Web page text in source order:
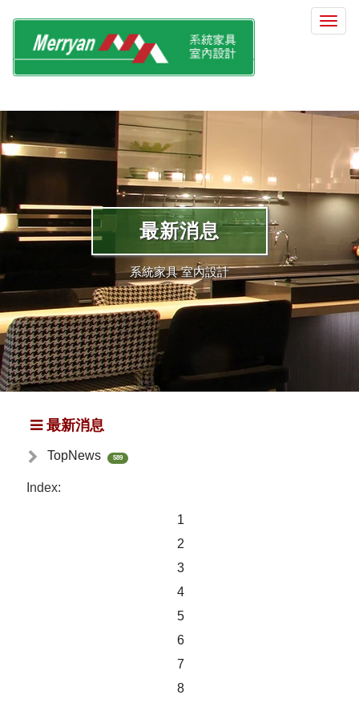
選
最新消息
系統家具 室內設計
最新消息
TopNews 589
Index:
1
2
3
4
5
6
7
8